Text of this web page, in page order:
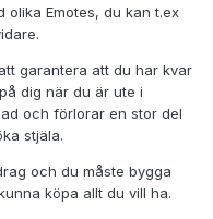
olika Emotes, du kan t.ex
garantera att du har kvar
dig när du är ute i
och förlorar en stor del
stjäla.
och du måste bygga
köpa allt du vill ha.